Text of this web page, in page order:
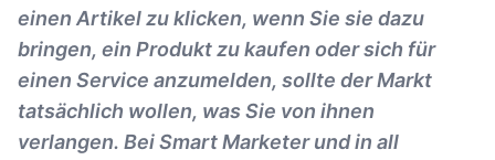
einen Artikel zu klicken, wenn Sie sie dazu
bringen, ein Produkt zu kaufen oder sich für
einen Service anzumelden, sollte der Markt
tatsächlich wollen, was Sie von ihnen
verlangen. Bei Smart Marketer und in all